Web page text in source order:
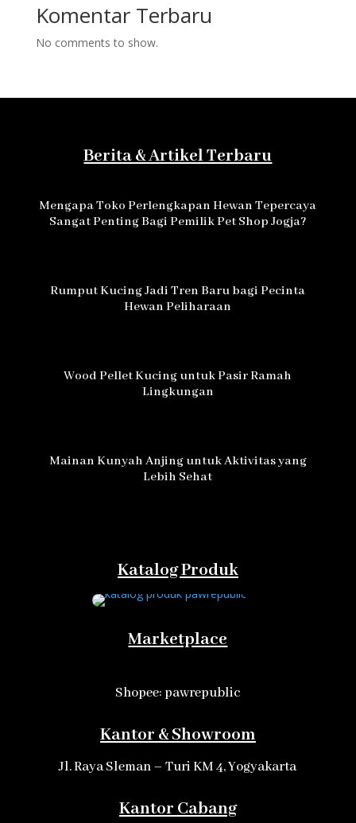
Komentar Terbaru
No comments to show.
Berita & Artikel Terbaru
Mengapa Toko Perlengkapan Hewan Tepercaya
Sangat Penting Bagi Pemilik Pet Shop Jogja?
Rumput Kucing Jadi Tren Baru bagi Pecinta
Hewan Peliharaan
Wood Pellet Kucing untuk Pasir Ramah
Lingkungan
Mainan Kunyah Anjing untuk Aktivitas yang
Lebih Sehat
Katalog Produk
Marketplace
Shopee: pawrepublic
Kantor & Showroom
Jl. Raya Sleman – Turi KM 4, Yogyakarta
Kantor Cabang